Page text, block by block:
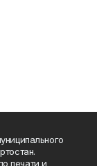
печати и